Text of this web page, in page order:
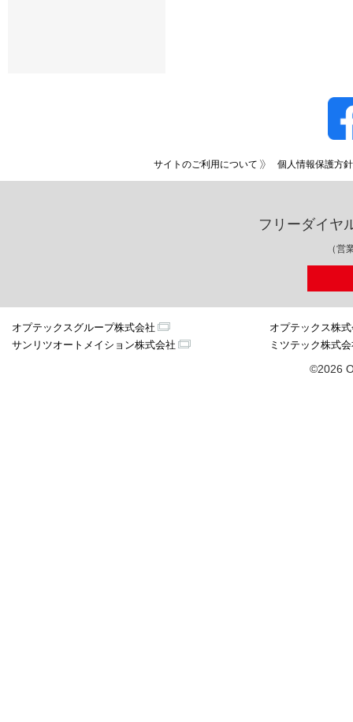
サイトのご利用について 個人情報保護方針
フリーダイヤ
（営
オプテックスグループ株式会社
オプテックス株
サンリツオートメイション株式会社
ミツテック株式
©2026